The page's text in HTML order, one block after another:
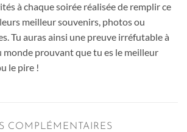
à chaque soirée réalisée de remplir ce
meilleur souvenirs, photos ou
Tu auras ainsi une preuve irréfutable à
monde prouvant que tu es le meilleur
le pire !
COMPLÉMENTAIRES